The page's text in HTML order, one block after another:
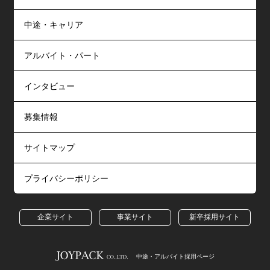
中途・キャリア
アルバイト・パート
インタビュー
募集情報
サイトマップ
プライバシーポリシー
企業サイト 事業サイト 新卒採用サイト
中途・アルバイト採用ページ